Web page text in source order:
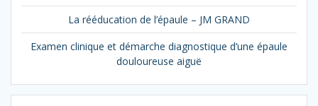
La rééducation de l’épaule – JM GRAND
Examen clinique et démarche diagnostique d’une épaule
douloureuse aiguë